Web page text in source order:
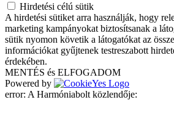
Hirdetési célú sütik
A hirdetési sütiket arra használják, hogy
marketing kampányokat biztosítsanak a
sütik nyomon követik a látogatókat az
információkat gyűjtenek testreszabott
érdekében.
MENTÉS és ELFOGADOM
Powered by
error: A Harmóniabolt közlendője: